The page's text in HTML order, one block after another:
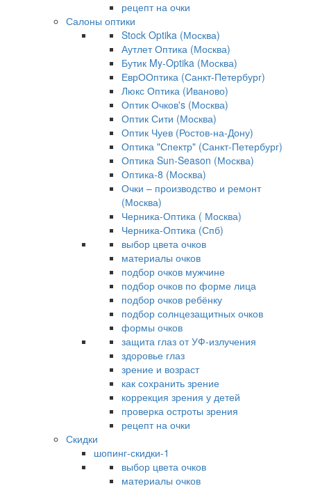
рецепт на очки
Салоны оптики
Stock Optika (Москва)
Аутлет Оптика (Москва)
Бутик My-Optika (Москва)
ЕврООптика (Санкт-Петербург)
Люкс Оптика (Иваново)
Оптик Очков's (Москва)
Оптик Сити (Москва)
Оптик Чуев (Ростов-на-Дону)
Оптика "Спектр" (Санкт-Петербург)
Оптика Sun-Season (Москва)
Оптика-8 (Москва)
Очки – производство и ремонт
(Москва)
Черника-Оптика ( Москва)
Черника-Оптика (Спб)
выбор цвета очков
материалы очков
подбор очков мужчине
подбор очков по форме лица
подбор очков ребёнку
подбор солнцезащитных очков
формы очков
защита глаз от УФ-излучения
здоровье глаз
зрение и возраст
как сохранить зрение
коррекция зрения у детей
проверка остроты зрения
рецепт на очки
Скидки
шопинг-скидки-1
выбор цвета очков
материалы очков